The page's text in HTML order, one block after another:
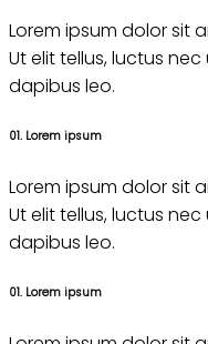
Lorem ipsum dolor sit
Ut elit tellus, luctus
dapibus leo.
01. Lorem ipsum
Lorem ipsum dolor sit
Ut elit tellus, luctus
dapibus leo.
01. Lorem ipsum